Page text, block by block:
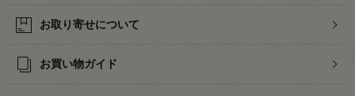
お取り寄せについて
お買い物ガイド